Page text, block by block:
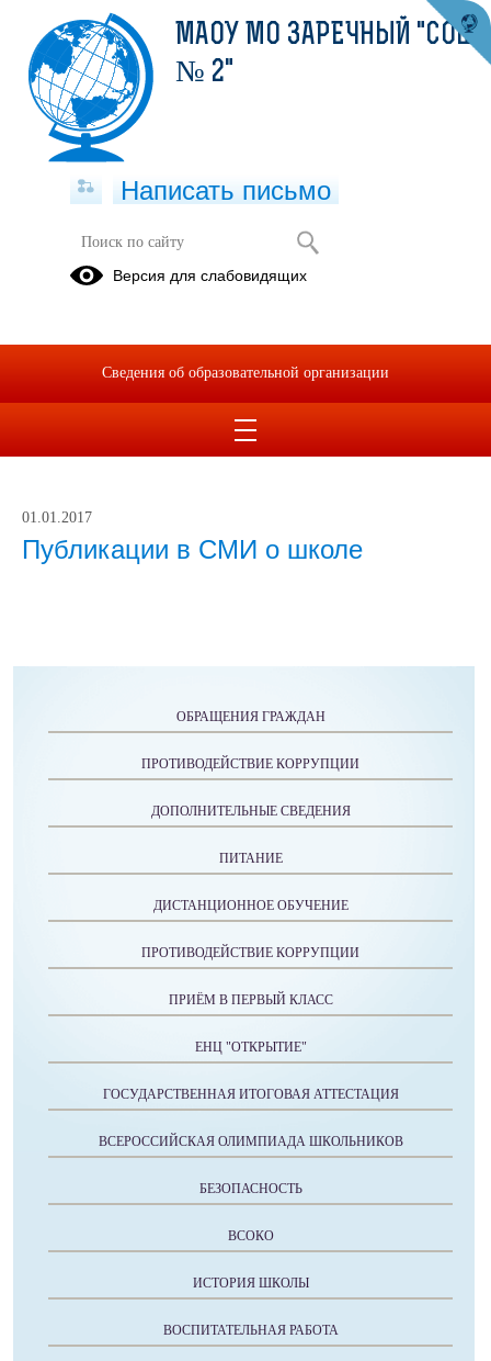
Достижения
Достижения школы
Достижения обучающихся
01.01.2017
Публикации в СМИ о школе
ОБРАЩЕНИЯ ГРАЖДАН
ПРОТИВОДЕЙСТВИЕ КОРРУПЦИИ
ДОПОЛНИТЕЛЬНЫЕ СВЕДЕНИЯ
ПИТАНИЕ
ДИСТАНЦИОННОЕ ОБУЧЕНИЕ
ПРОТИВОДЕЙСТВИЕ КОРРУПЦИИ
ПРИЁМ В ПЕРВЫЙ КЛАСС
ЕНЦ "ОТКРЫТИЕ"
ГОСУДАРСТВЕННАЯ ИТОГОВАЯ АТТЕСТАЦИЯ
ВСЕРОССИЙСКАЯ ОЛИМПИАДА ШКОЛЬНИКОВ
БЕЗОПАСНОСТЬ
ВСОКО
ИСТОРИЯ ШКОЛЫ
ВОСПИТАТЕЛЬНАЯ РАБОТА
МАОУ МО ЗАРЕЧНЫЙ "СОШ
№ 2"
Написать письмо
Версия для слабовидящих
Сведения об образовательной организации